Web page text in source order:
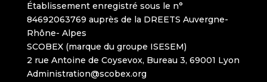
Établissement enregistré sous le n°
84692063769 auprès de la DREETS Auvergne-
Rhône- Alpes
SCOBEX (marque du groupe ISESEM)
2 rue Antoine de Coysevox, Bureau 3, 69001 Lyon
Administration@scobex.org